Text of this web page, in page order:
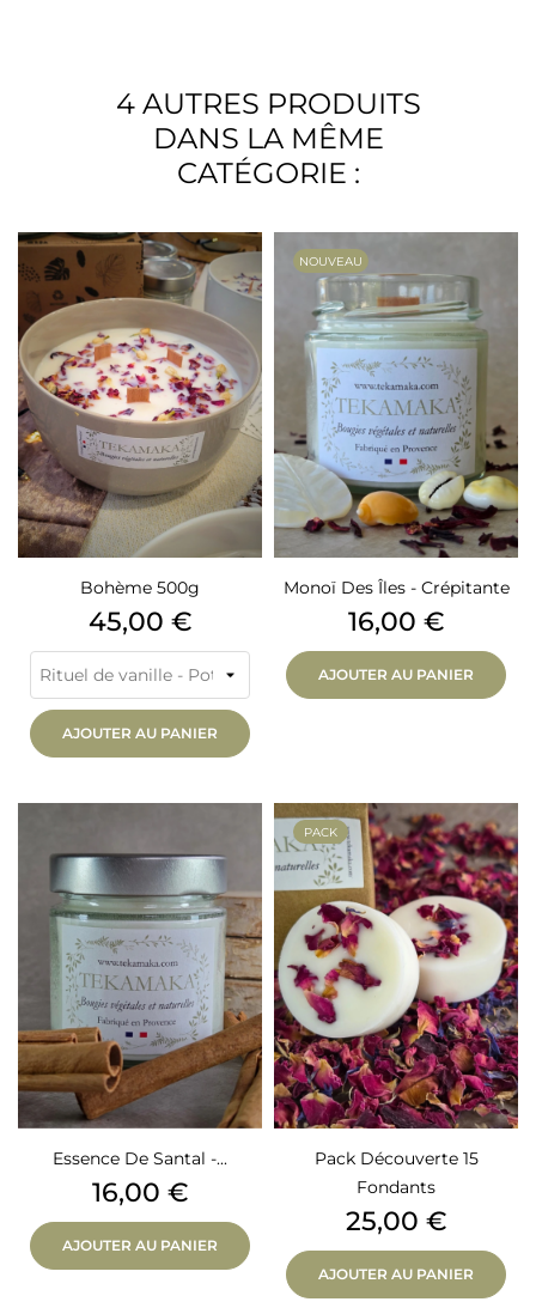
4 AUTRES PRODUITS
DANS LA MÊME
CATÉGORIE :
Bohème 500g
Prix
45,00 €
AJOUTER AU PANIER
Monoï Des Îles - Crépitante
Prix
16,00 €
AJOUTER AU PANIER
NOUVEAU
Essence De Santal -...
Prix
16,00 €
AJOUTER AU PANIER
Pack Découverte 15
Fondants
Prix
25,00 €
AJOUTER AU PANIER
PACK